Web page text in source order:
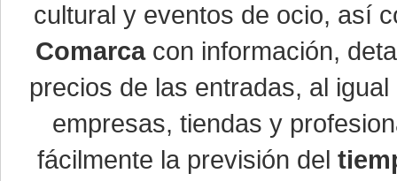
cultural y eventos de ocio, así
Comarcacon información,
precios de las entradas, al
empresas, tiendas y
fácilmente la previsión del